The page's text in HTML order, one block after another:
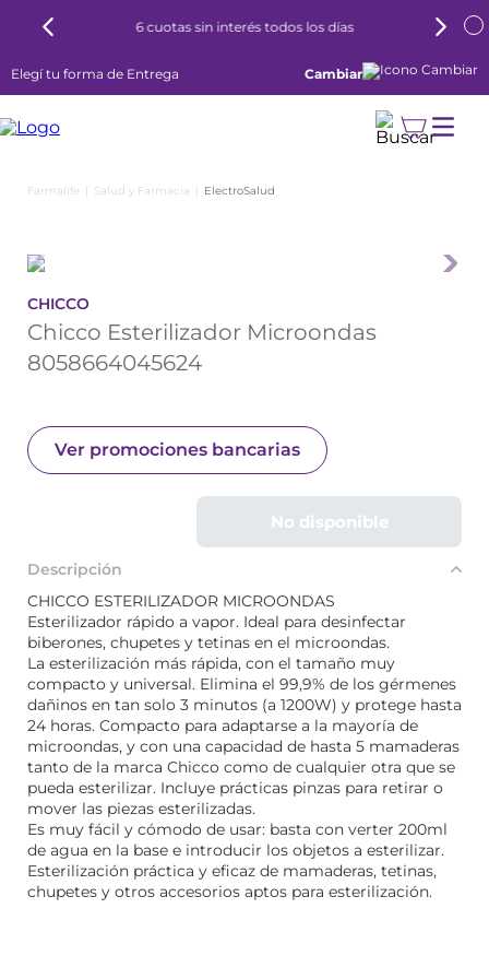
6 cuotas sin interés todos los días
Elegí tu forma de Entrega Cambiar
Salud y Farmacia ElectroSalud
CHICCO
Chicco Esterilizador Microondas
8058664045624
Ver promociones bancarias
No disponible
Descripción
CHICCO ESTERILIZADOR MICROONDAS
Esterilizador rápido a vapor. Ideal para desinfectar
biberones, chupetes y tetinas en el microondas.
La esterilización más rápida, con el tamaño muy
compacto y universal. Elimina el 99,9% de los gérmenes
dañinos en tan solo 3 minutos (a 1200W) y protege hasta
24 horas. Compacto para adaptarse a la mayoría de
microondas, y con una capacidad de hasta 5 mamaderas
tanto de la marca Chicco como de cualquier otra que se
pueda esterilizar. Incluye prácticas pinzas para retirar o
mover las piezas esterilizadas.
Es muy fácil y cómodo de usar: basta con verter 200ml
de agua en la base e introducir los objetos a esterilizar.
Esterilización práctica y eficaz de mamaderas, tetinas,
chupetes y otros accesorios aptos para esterilización.